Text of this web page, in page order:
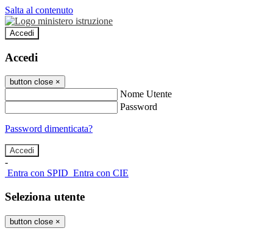
Salta al contenuto
Accedi
Accedi
button close ×
Nome Utente
Password
Password dimenticata?
-
Entra con SPID Entra con CIE
Seleziona utente
button close ×